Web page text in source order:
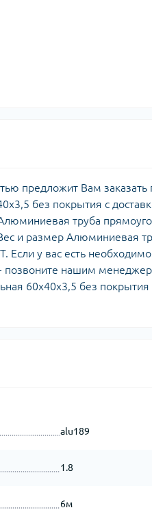
предложит Вам
без покрытия с
труба
и размер Алюминиевая
Если у вас есть
позвоните нашим
60х40х3,5 без
alu189
1.8
6м